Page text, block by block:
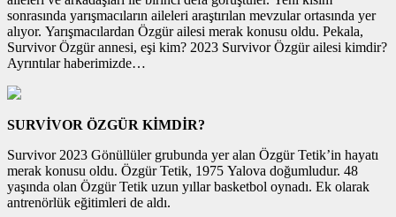
sonrasında yarışmacıların aileleri araştırılan mevzular ortasında yer
alıyor. Yarışmacılardan Özgür ailesi merak konusu oldu. Pekala,
Survivor Özgür annesi, eşi kim? 2023 Survivor Özgür ailesi kimdir?
Ayrıntılar haberimizde…
SURVİVOR ÖZGÜR KİMDİR?
Survivor 2023 Gönüllüler grubunda yer alan Özgür Tetik’in hayatı
merak konusu oldu. Özgür Tetik, 1975 Yalova doğumludur. 48
yaşında olan Özgür Tetik uzun yıllar basketbol oynadı. Ek olarak
antrenörlük eğitimleri de aldı.